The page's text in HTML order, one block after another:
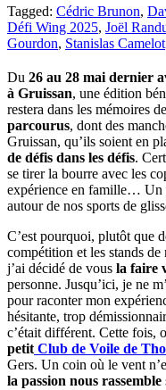
Tagged: Cédric Brunon,
Défi Wing 2025, Joël
Gourdon, Stanislas Camelot
Du 26 au 28 mai dernier
à Gruissan, une édition
restera dans les mémoires
parcourus, dont des
Gruissan, qu’ils soient en
de défis dans les défis.
se tirer la bourre avec les
expérience en famille… Un
autour de nos sports de
C’est pourquoi, plutôt que
compétition et les stands de
j’ai décidé de vous la faire
personne. Jusqu’ici, je ne
pour raconter mon
hésitante, trop
c’était différent. Cette fois,
petit Club de Voile de
Gers. Un coin où le vent
la passion nous rassemble